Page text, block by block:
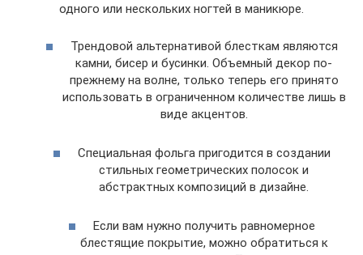
одного или нескольких ногтей в маникюре.
Трендовой альтернативой блесткам являются
камни, бисер и бусинки. Объемный декор по-
прежнему на волне, только теперь его принято
использовать в ограниченном количестве лишь в
виде акцентов.
Специальная фольга пригодится в создании
стильных геометрических полосок и
абстрактных композиций в дизайне.
Если вам нужно получить равномерное
блестящие покрытие, можно обратиться к